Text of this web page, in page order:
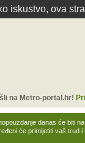
iskustvo, ova
danas će biti
će primijetiti vaš trud
na Metro-portal.hr!